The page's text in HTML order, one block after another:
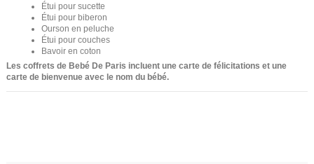
Étui pour sucette
Étui pour biberon
Ourson en peluche
Étui pour couches
Bavoir en coton
Les coffrets de Bebé De Paris incluent une carte de félicitations et une
carte de bienvenue avec le nom du bébé.